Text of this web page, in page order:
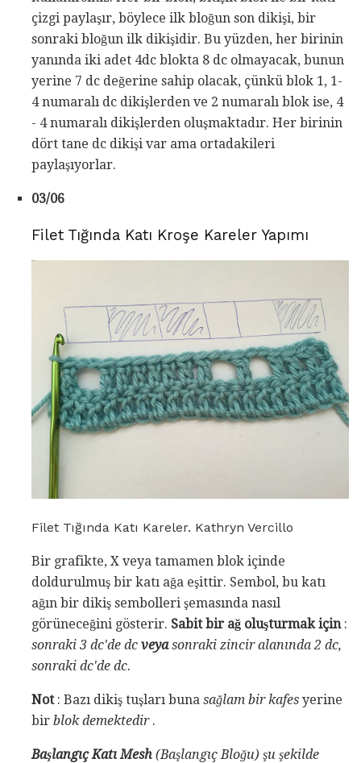
çizgi paylaşır, böylece ilk bloğun son dikişi, bir
sonraki bloğun ilk dikişidir. Bu yüzden, her birinin
yanında iki adet 4dc blokta 8 dc olmayacak, bunun
yerine 7 dc değerine sahip olacak, çünkü blok 1, 1-
4 numaralı dc dikişlerden ve 2 numaralı blok ise, 4
- 4 numaralı dikişlerden oluşmaktadır. Her birinin
dört tane dc dikişi var ama ortadakileri
paylaşıyorlar.
03/06
Filet Tığında Katı Kroşe Kareler Yapımı
Filet Tığında Katı Kareler. Kathryn Vercillo
Bir grafikte, X veya tamamen blok içinde
doldurulmuş bir katı ağa eşittir. Sembol, bu katı
ağın bir dikiş sembolleri şemasında nasıl
görüneceğini gösterir. Sabit bir ağ oluşturmak için:
sonraki 3 dc'de dc veyasonraki zincir alanında 2 dc,
sonraki dc'de dc.
Not: Bazı dikiş tuşları buna sağlam bir kafes yerine
bir blok demektedir.
Başlangıç ​​Katı Mesh (Başlangıç ​​Bloğu) şu şekilde